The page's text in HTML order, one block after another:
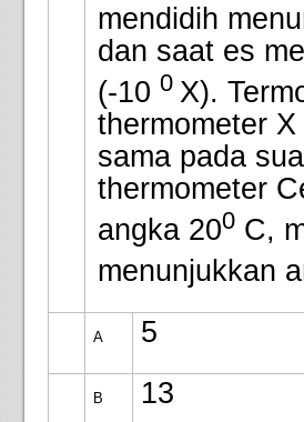
mendidih
dan saat es
(-10 0 X).
thermometer
sama pada
thermometer
angka 200C,
menunjukkan
A 5
B 13